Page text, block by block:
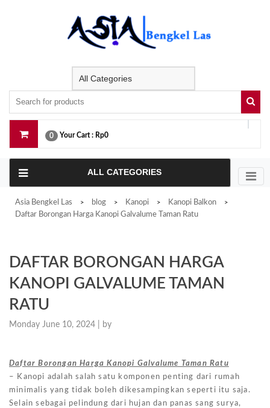
0 Your Cart : Rp0
ALL CATEGORIES
Asia Bengkel Las > blog > Kanopi > Kanopi Balkon >
Daftar Borongan Harga Kanopi Galvalume Taman Ratu
DAFTAR BORONGAN HARGA
KANOPI GALVALUME TAMAN
RATU
Monday June 10, 2024 | by
Daftar Borongan Harga Kanopi Galvalume Taman Ratu
– Kanopi adalah salah satu komponen penting dari rumah
minimalis yang tidak boleh dikesampingkan seperti itu saja.
Selain sebagai pelindung dari hujan dan panas sang surya,